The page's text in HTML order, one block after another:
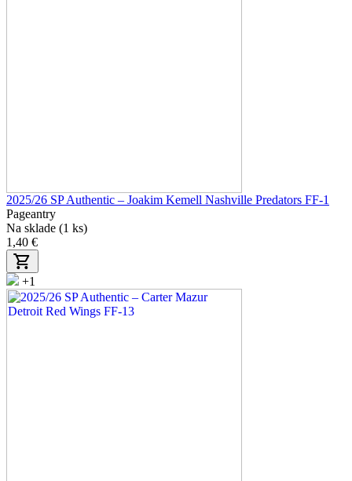
2025/26 SP Authentic – Joakim Kemell Nashville Predators FF-1
Pageantry
Na sklade (1 ks)
1,40 €
+1